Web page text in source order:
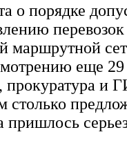
о порядке
маршрутной
еще 29
прокуратура и
столько
пришлось